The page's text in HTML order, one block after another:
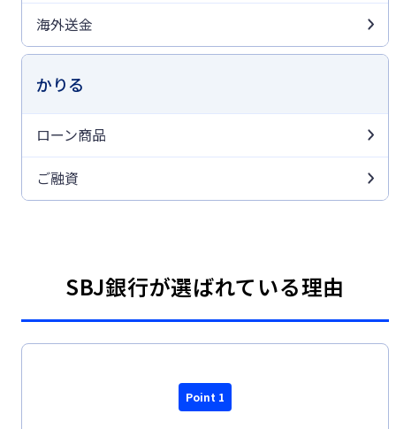
海外送金
かりる
ローン商品
ご融資
SBJ銀行が選ばれている理由
Point 1